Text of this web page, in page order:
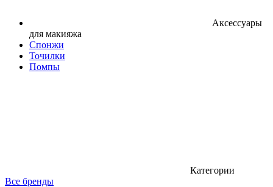
Аксессуары
для макияжа
Спонжи
Точилки
Помпы
Категории
Все бренды